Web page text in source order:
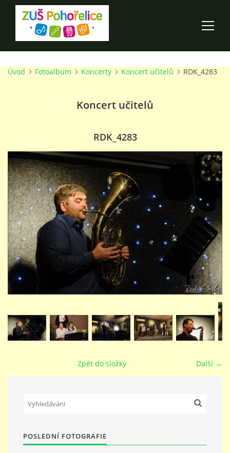
ÚVOD
100 LET ZUŠ POHOŘELICE
O ŠKOLE
PRO RODIČE
TALENTOVÉ ZKOUŠKY
STUDIJNÍ OBORY
VIDEA - FILMOVÁ TVORBA
KONTAKTY
Úvod Fotoalbum Koncerty Koncert učitelů RDK_4283
Koncert učitelů
RDK_4283
Další →
Zpět do složky
POSLEDNÍ FOTOGRAFIE